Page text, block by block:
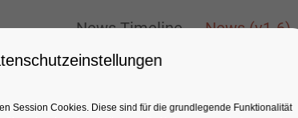
News Timeline News (v1-6)
Session Cookies. Diese sind für die grundlegende Funktionalität
News Timeline News (v1-6)